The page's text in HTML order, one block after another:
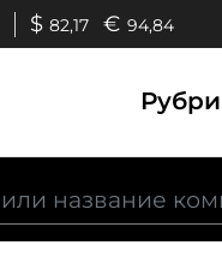
$ 82,17 € 94,84